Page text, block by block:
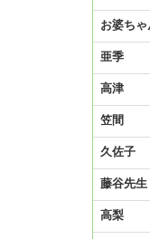
お婆ちゃ
亜季
高津
笠間
久佐子
藤谷先生
高梨